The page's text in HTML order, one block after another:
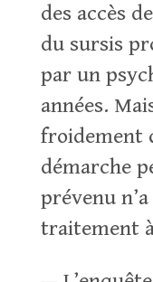
des accès
du sursis
par un
années.
froidement
démarche
prévenu
traitement